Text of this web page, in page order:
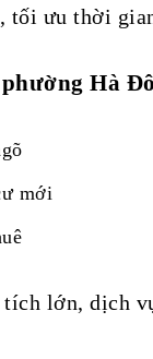
tối ưu thời
Hà
mới
tích lớn, dịch